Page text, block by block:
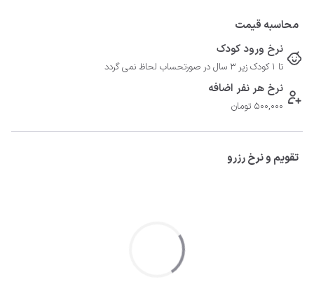
محاسبه قیمت
نرخ ورود کودک
تا 1 کودک زیر 3 سال در صورتحساب لحاظ نمی گردد
نرخ هر نفر اضافه
500,000 تومان
تقویم و نرخ رزرو